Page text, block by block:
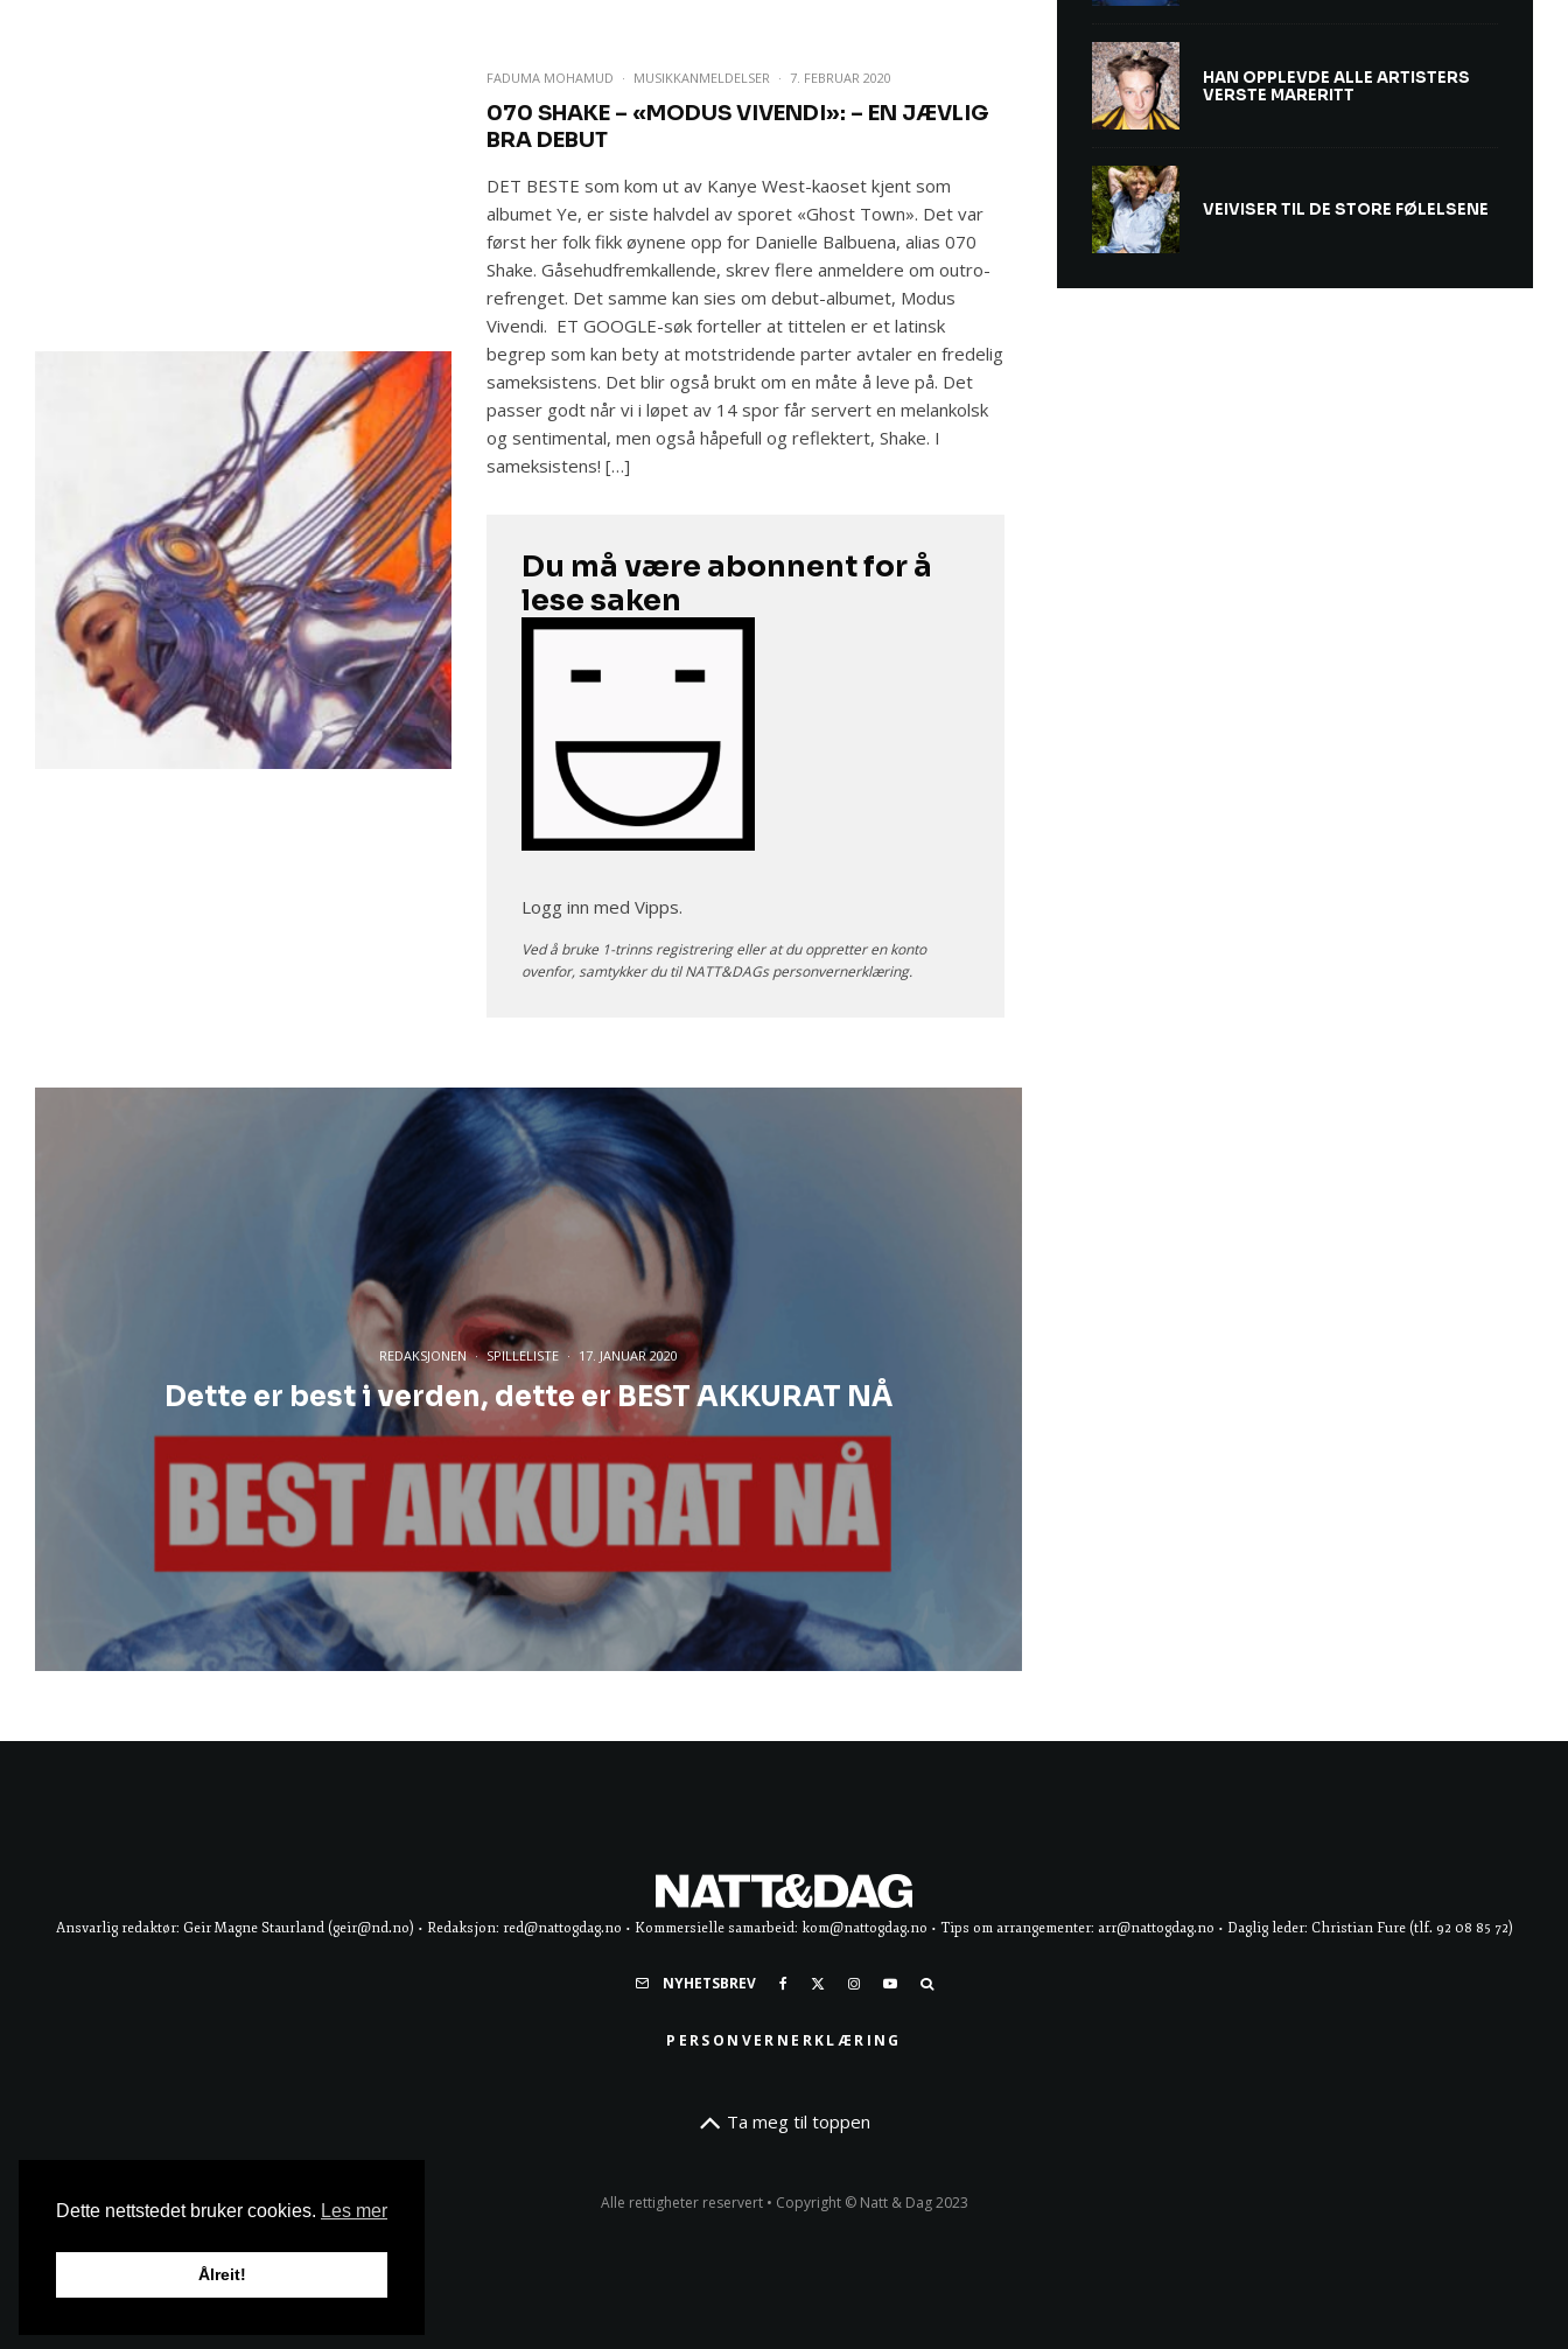
FADUMA MOHAMUD · MUSIKKANMELDELSER · 7. FEBRUAR 2020
070 SHAKE – «MODUS VIVENDI»: – EN JÆVLIG
BRA DEBUT
DET BESTE som kom ut av Kanye West-kaoset kjent som
albumet Ye, er siste halvdel av sporet «Ghost Town». Det var
først her folk fikk øynene opp for Danielle Balbuena, alias 070
Shake. Gåsehudfremkallende, skrev flere anmeldere om outro-
refrenget. Det samme kan sies om debut-albumet, Modus
Vivendi. ET GOOGLE-søk forteller at tittelen er et latinsk
begrep som kan bety at motstridende parter avtaler en fredelig
sameksistens. Det blir også brukt om en måte å leve på. Det
passer godt når vi i løpet av 14 spor får servert en melankolsk
og sentimental, men også håpefull og reflektert, Shake. I
sameksistens! […]
Du må være abonnent for å
lese saken
Logg inn med Vipps.
Ved å bruke 1-trinns registrering eller at du oppretter en konto
ovenfor, samtykker du til NATT&DAGspersonvernerklæring.
REDAKSJONEN · SPILLELISTE · 17. JANUAR 2020
Dette er best i verden, dette er BEST AKKURAT NÅ
HAN OPPLEVDE ALLE ARTISTERS
VERSTE MARERITT
VEIVISER TIL DE STORE FØLELSENE
Ansvarlig redaktør: Geir Magne Staurland (geir@nd.no) • Redaksjon: red@nattogdag.no • Kommersielle samarbeid: kom@nattogdag.no • Tips om arrangementer: arr@nattogdag.no • Daglig leder: Christian Fure (tlf. 92 08 85 72)
NYHETSBREV
PERSONVERNERKLÆRING
Ta meg til toppen
Alle rettigheter reservert • Copyright © Natt & Dag 2023
Dette nettstedet bruker cookies. Les mer
Ålreit!